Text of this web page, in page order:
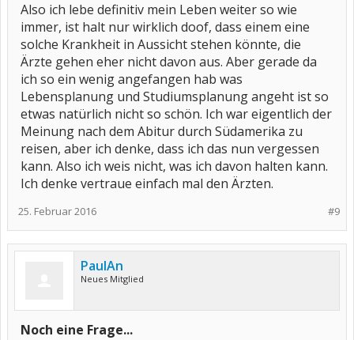
Also ich lebe definitiv mein Leben weiter so wie
immer, ist halt nur wirklich doof, dass einem eine
solche Krankheit in Aussicht stehen könnte, die
Ärzte gehen eher nicht davon aus. Aber gerade da
ich so ein wenig angefangen hab was
Lebensplanung und Studiumsplanung angeht ist so
etwas natürlich nicht so schön. Ich war eigentlich der
Meinung nach dem Abitur durch Südamerika zu
reisen, aber ich denke, dass ich das nun vergessen
kann. Also ich weis nicht, was ich davon halten kann.
Ich denke vertraue einfach mal den Ärzten.
#9
25. Februar 2016
PaulAn
Neues Mitglied
Noch eine Frage...